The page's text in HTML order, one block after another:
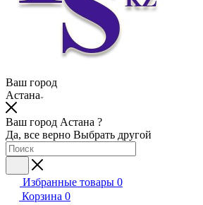
Ваш город
Астана
Ваш город Астана ?
Да, все верно Выбрать другой
Избранные товары 0
Корзина 0